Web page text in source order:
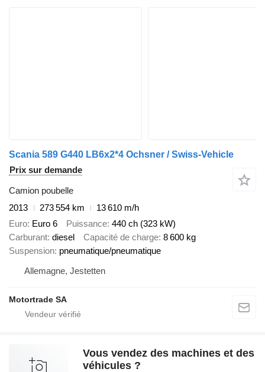
Scania 589 G440 LB6x2*4 Ochsner / Swiss-Vehicle
Prix sur demande
Camion poubelle
2013
273 554 km
13 610 m/h
Euro Euro 6 Puissance 440 ch (323 kW)
Carburant diesel Capacité de charge 8 600 kg
Suspension pneumatique/pneumatique
Allemagne, Jestetten
Motortrade SA
Vous vendez des machines et des
véhicules ?